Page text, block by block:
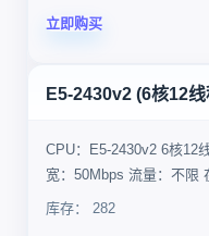
立即购买
E5-2430v2 (6核12线
CPU：E5-2430v2 6核12
宽：50Mbps 流量：不限
库存： 282